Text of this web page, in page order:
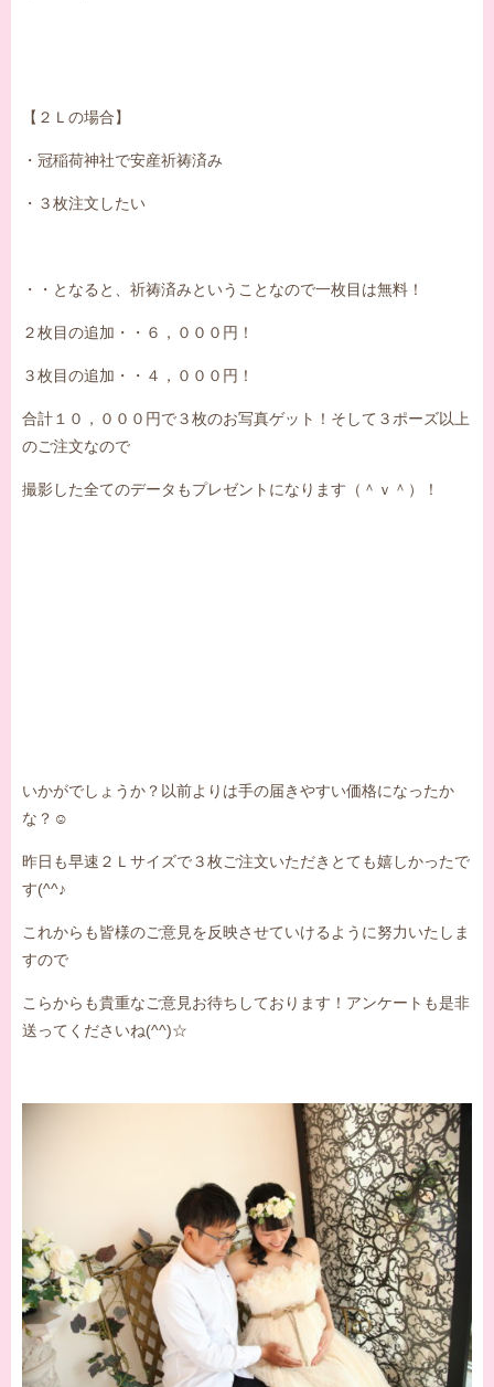
【２Ｌの場合】
・冠稲荷神社で安産祈祷済み
・３枚注文したい
・・となると、祈祷済みということなので一枚目は無料！
２枚目の追加・・６，０００円！
３枚目の追加・・４，０００円！
合計１０，０００円で３枚のお写真ゲット！そして３ポーズ以上
のご注文なので
撮影した全てのデータもプレゼントになります（＾ｖ＾）！
いかがでしょうか？以前よりは手の届きやすい価格になったか
な？☺
昨日も早速２Ｌサイズで３枚ご注文いただきとても嬉しかったで
す(^^♪
これからも皆様のご意見を反映させていけるように努力いたしま
すので
こらからも貴重なご意見お待ちしております！アンケートも是非
送ってくださいね(^^)☆